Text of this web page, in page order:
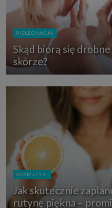
PIELĘGNACJA
Skąd biorą się
skórze?
KOSMETYKI
Jak skutecznie
rutynę piękna –